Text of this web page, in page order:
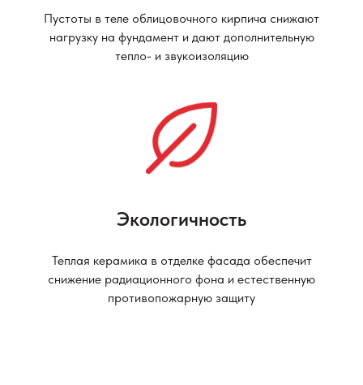
Пустоты в теле облицовочного кирпича снижают
нагрузку на фундамент и дают дополнительную
тепло- и звукоизоляцию
Экологичность
Теплая керамика в отделке фасада обеспечит
снижение радиационного фона и естественную
противопожарную защиту